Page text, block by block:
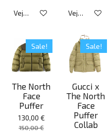
Veja detalhes Veja detalhes
Sale!
The North
Face
Puffer
130,00 €
150,00 €
Sale!
Gucci x
The North
Face
Puffer
Collab